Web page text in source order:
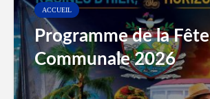
ACCUEIL
Programme de la Fête
Communale 2026